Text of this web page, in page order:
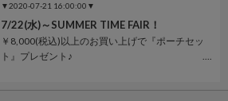
▼2020-07-21 16:00:00▼
7/22(水)～SUMMER TIME FAIR！
￥8,000(税込)以上のお買い上げで『ポーチセッ
ト』プレゼント♪